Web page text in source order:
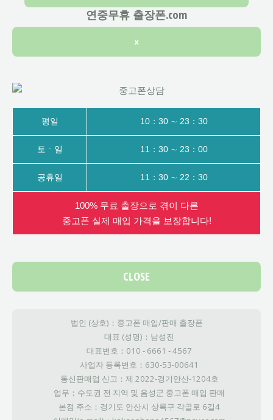
연중무휴 출장폰.com
×
평일 10：30 ∼ 23：30
토ㆍ일 11：30 ∼ 23：00
공휴일 11：30 ∼ 22：30
100% 무료 출장으로 겪이 다른
중고폰 실제 매입 가격을 보장합니다!
CLOSE
법인 (상호)：중고폰 매입/판매 출장폰
대표 (성명)：남성진
대표번호：010 - 6661 - 4567
사업자 등록번호：630-53-00641
통신판매업 신고：제 2022-경기안산-1204호
업무：수도권 전 지역 및 음성군 중고폰 매입 판매
본점 주소：경기도 안산시 상록구 각골로 6길4